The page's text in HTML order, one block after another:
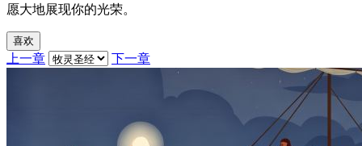
愿大地展现你的光荣。
喜欢
上一章 下一章